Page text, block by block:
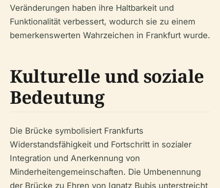
Veränderungen haben ihre Haltbarkeit und
Funktionalität verbessert, wodurch sie zu einem
bemerkenswerten Wahrzeichen in Frankfurt wurde.
Kulturelle und soziale
Bedeutung
Die Brücke symbolisiert Frankfurts
Widerstandsfähigkeit und Fortschritt in sozialer
Integration und Anerkennung von
Minderheitengemeinschaften. Die Umbenennung
der Brücke zu Ehren von Ignatz Bubis unterstreicht